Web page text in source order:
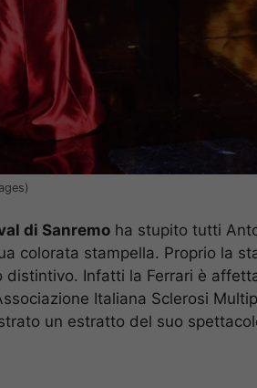
di Sanremo ha stupito tutti
colorata stampella. Proprio la
Infatti la Ferrari è
Italiana Sclerosi
un estratto del suo